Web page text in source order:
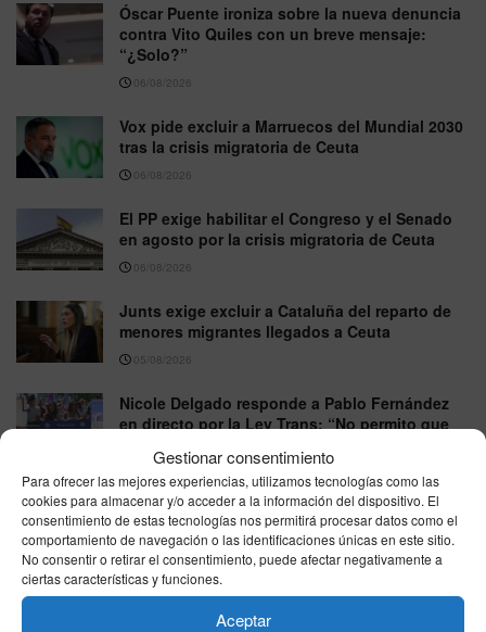
Gestionar consentimiento
Para ofrecer las mejores experiencias, utilizamos tecnologías como las
cookies para almacenar y/o acceder a la información del dispositivo. El
consentimiento de estas tecnologías nos permitirá procesar datos como el
comportamiento de navegación o las identificaciones únicas en este sitio.
No consentir o retirar el consentimiento, puede afectar negativamente a
ciertas características y funciones.
Aceptar
Óscar Puente ironiza sobre la nueva denuncia
contra Vito Quiles con un breve mensaje:
“¿Solo?”
06/08/2026
Vox pide excluir a Marruecos del Mundial 2030
tras la crisis migratoria de Ceuta
06/08/2026
El PP exige habilitar el Congreso y el Senado
en agosto por la crisis migratoria de Ceuta
06/08/2026
Junts exige excluir a Cataluña del reparto de
menores migrantes llegados a Ceuta
05/08/2026
Nicole Delgado responde a Pablo Fernández
en directo por la Ley Trans: “No permito que
VER MÁS